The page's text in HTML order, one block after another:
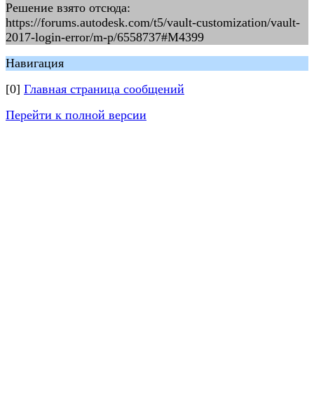
Решение взято отсюда:
https://forums.autodesk.com/t5/vault-customization/vault-
2017-login-error/m-p/6558737#M4399
Навигация
[0] Главная страница сообщений
Перейти к полной версии